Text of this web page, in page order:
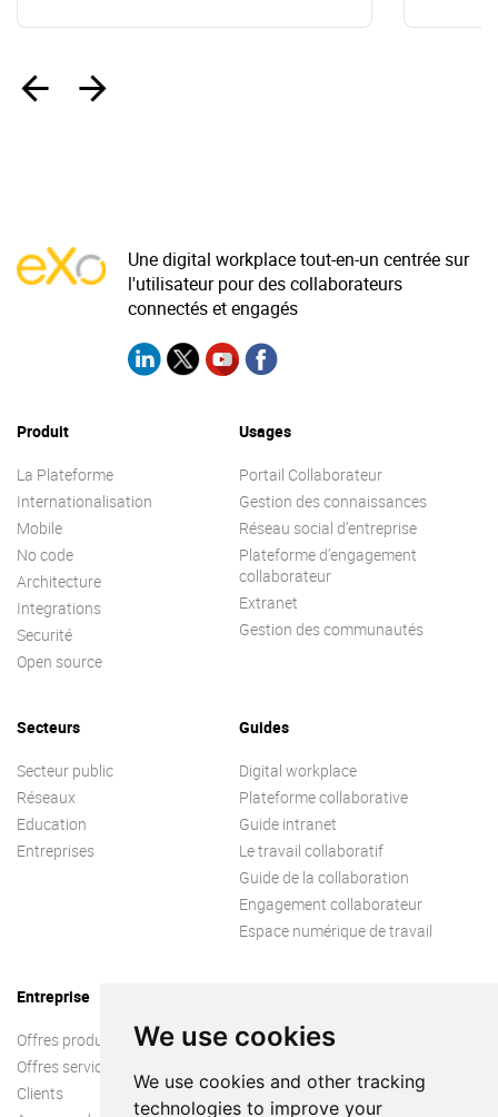
We use cookies
We use cookies and other tracking
technologies to improve your
Une digital workplace tout-en-un centrée sur
l'utilisateur pour des collaborateurs
connectés et engagés
Produit
La Plateforme
Internationalisation
Mobile
No code
Architecture
Integrations
Securité
Open source
Usages
Portail Collaborateur
Gestion des connaissances
Réseau social d’entreprise
Plateforme d’engagement
collaborateur
Extranet
Gestion des communautés
Secteurs
Secteur public
Réseaux
Education
Entreprises
Guides
Digital workplace
Plateforme collaborative
Guide intranet
Le travail collaboratif
Guide de la collaboration
Engagement collaborateur
Espace numérique de travail
Entreprise
Offres produit
Offres services
Clients